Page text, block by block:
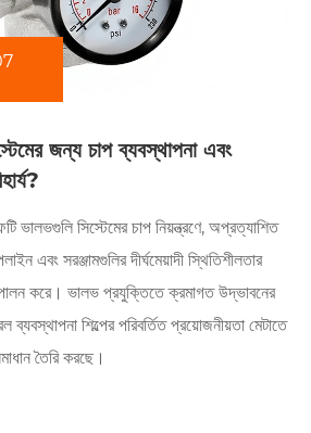
জন্য চাপ ব্যবস্থাপনা এবং
ভালভগুলি সিস্টেমের চাপ নিয়ন্ত্রণে, অপ্রত্যাশিত
এবং সরঞ্জামগুলির দীর্ঘমেয়াদী স্থিতিশীলতার
করে। ভালভ প্রযুক্তিতে ক্রমাগত উদ্ভাবনের
ব্যবস্থাপনা শিল্পের পরিবর্তিত প্রয়োজনীয়তা মেটাতে
তৈরি করছে।